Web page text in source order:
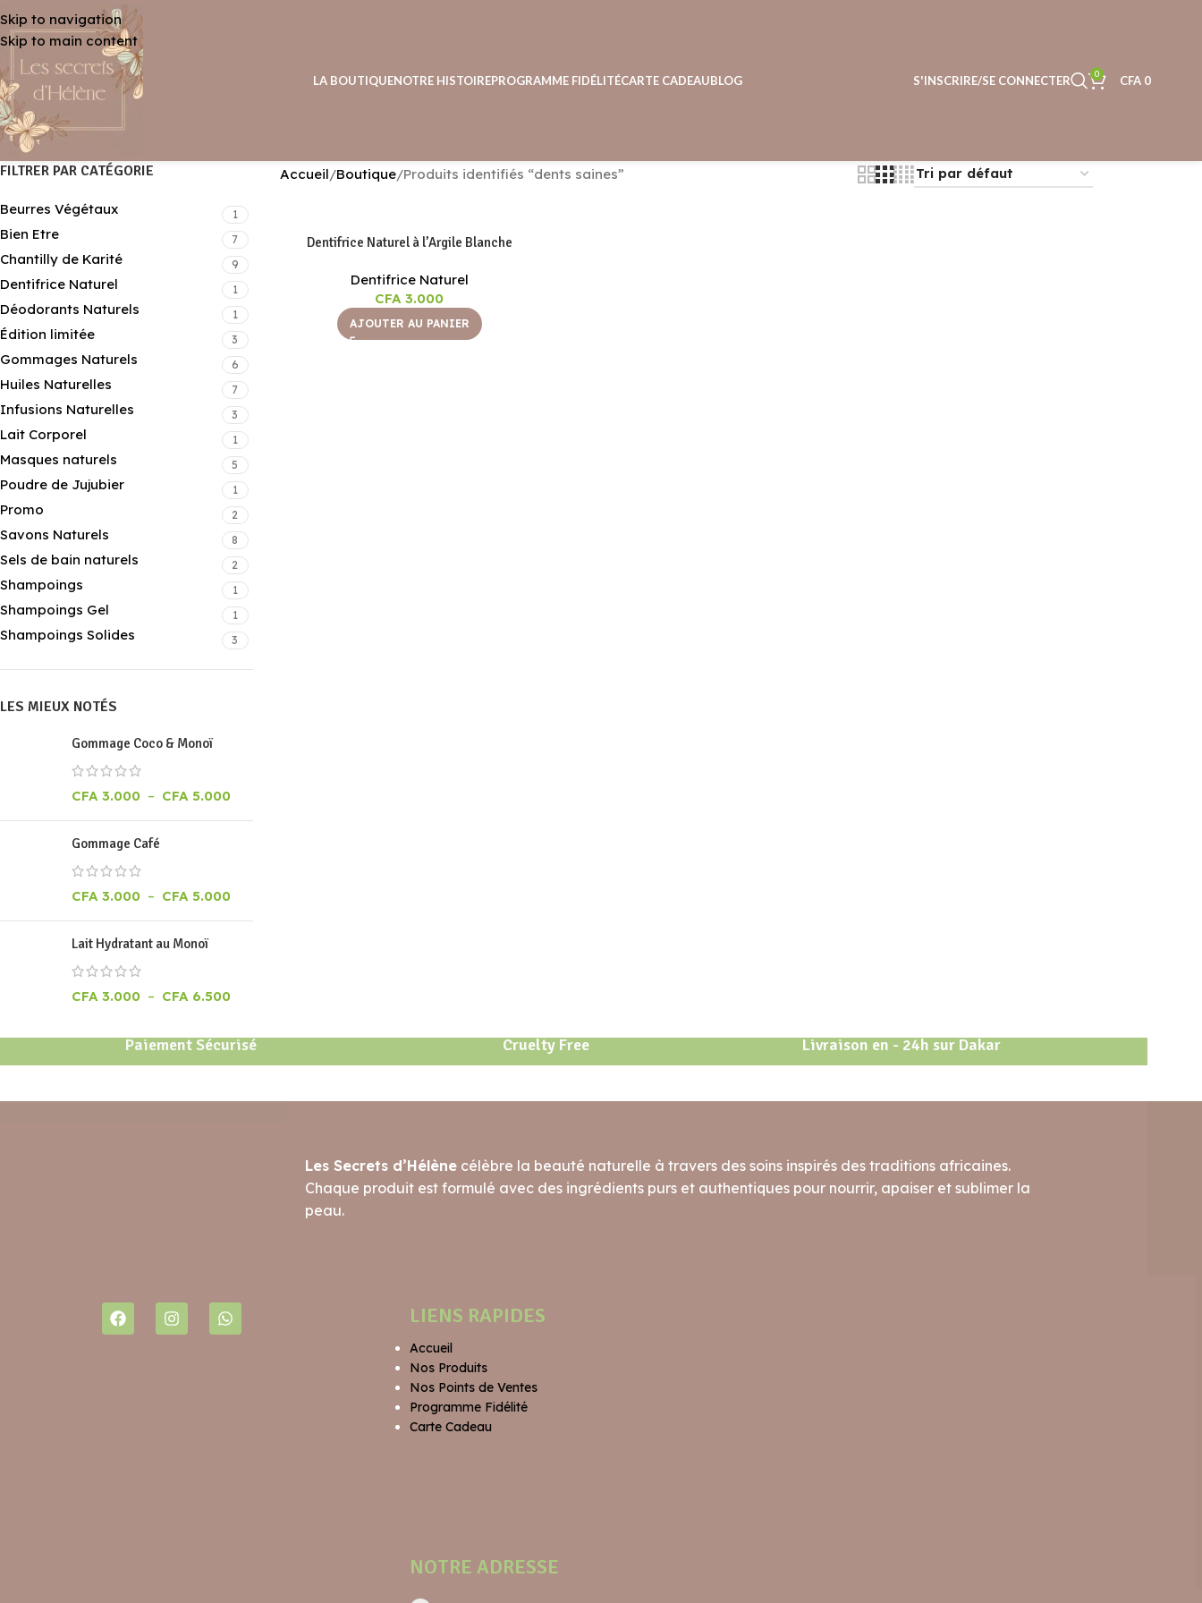
Skip to navigation
Skip to main content
LA BOUTIQUENOTRE HISTOIREPROGRAMME FIDÉLITÉCARTE CADEAUBLOG S'INSCRIRE/SE CONNECTER 0 CFA0
FILTRER PAR CATÉGORIE
Beurres Végétaux 1
Bien Etre 7
Chantilly de Karité 9
Dentifrice Naturel 1
Déodorants Naturels 1
Édition limitée 3
Gommages Naturels 6
Huiles Naturelles 7
Infusions Naturelles 3
Lait Corporel 1
Masques naturels 5
Poudre de Jujubier 1
Promo 2
Savons Naturels 8
Sels de bain naturels 2
Shampoings 1
Shampoings Gel 1
Shampoings Solides 3
LES MIEUX NOTÉS
Gommage Coco & Monoï
CFA3.000 – CFA5.000
Gommage Café
CFA3.000 – CFA5.000
Lait Hydratant au Monoï
CFA3.000 – CFA6.500
Accueil Boutique Produits identifiés “dents saines”
Dentifrice Naturel à l’Argile Blanche
Dentifrice Naturel
CFA3.000
AJOUTER AU PANIER
Paiement Sécurisé Cruelty Free Livraison en - 24h sur Dakar
Les Secrets d’Hélène célèbre la beauté naturelle à travers des soins inspirés des traditions africaines.
Chaque produit est formulé avec des ingrédients purs et authentiques pour nourrir, apaiser et sublimer la
peau.
LIENS RAPIDES
Accueil
Nos Produits
Nos Points de Ventes
Programme Fidélité
Carte Cadeau
NOTRE ADRESSE